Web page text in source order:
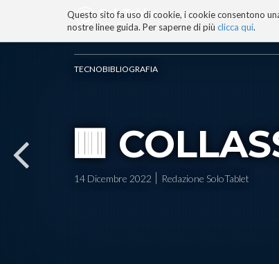
Questo sito fa uso di cookie, i cookie consentono
nostre linee guida. Per saperne di più clicca qui.
BLOG
ai
contenuti.
TECNOBIBLIOGRAFIA
🟥
14 Dicembre 2022 Redazione SoloTablet